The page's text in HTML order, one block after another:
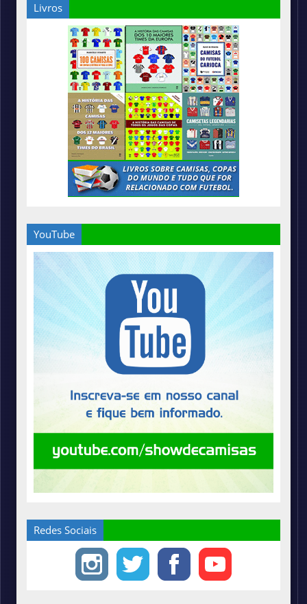
Livros
YouTube
Redes Sociais